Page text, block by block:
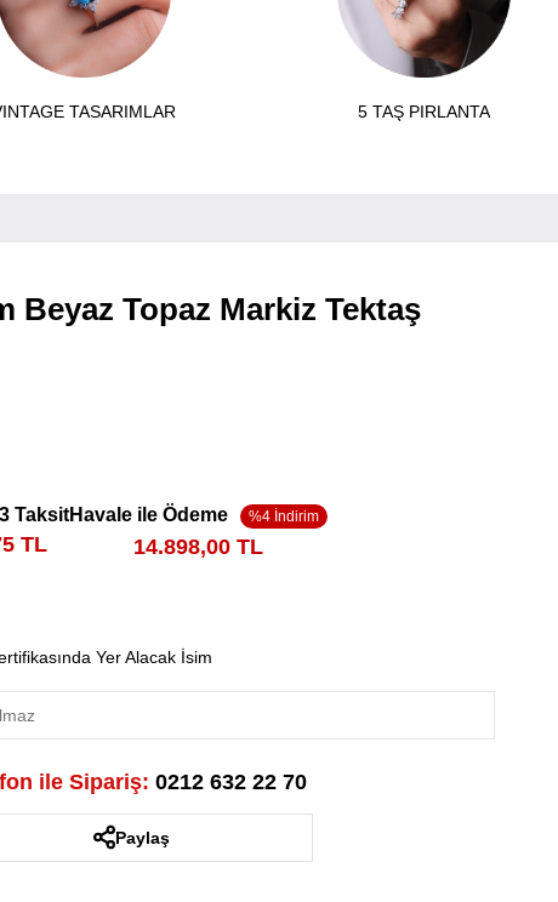
TASARIMLAR 5 TAŞ PIRLANTA
Beyaz Topaz Markiz Tektaş
Taksit
TL
Havale ile Ödeme
14.898,00 TL
Yer Alacak İsim
ile Sipariş: 0212 632 22 70
Paylaş